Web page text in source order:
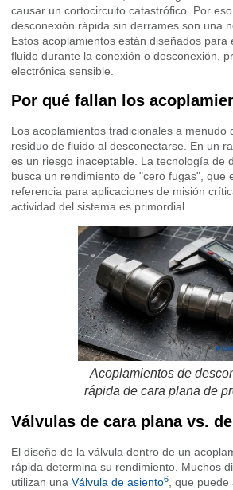
causar un cortocircuito catastrófico. Por
desconexión rápida sin derrames son una
Estos acoplamientos están diseñados para
fluido durante la conexión o desconexión,
electrónica sensible.
Por qué fallan los
Los acoplamientos tradicionales a menudo
residuo de fluido al desconectarse. En un
es un riesgo inaceptable. La tecnología de
busca un rendimiento de "cero fugas", que
referencia para aplicaciones de misión
actividad del sistema es primordial.
Acoplamientos de
rápida de cara plana de
Válvulas de cara plana vs.
El diseño de la válvula dentro de un
rápida determina su rendimiento. Muchos
utilizan una Válvula de asiento6, que puede